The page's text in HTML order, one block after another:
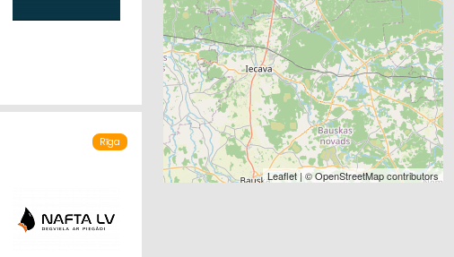
Rīga
Leaflet | ©OpenStreetMapcontributors